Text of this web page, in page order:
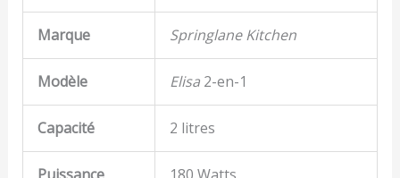
Marque Springlane Kitchen
Modèle Elisa2-en-1
Capacité 2 litres